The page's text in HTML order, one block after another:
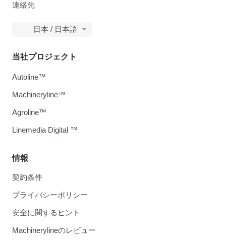
連絡先
日本 / 日本語
情報
契約条件
プライバシーポリシー
安全に関するヒント
Machinerylineのレビュー
当社プロジェクト
Autoline™
Machineryline™
Agroline™
Linemedia Digital ™